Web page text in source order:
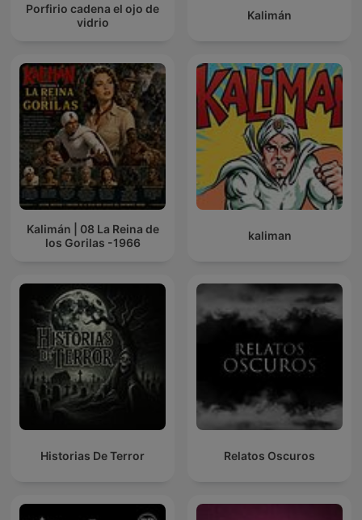
Porfirio cadena el ojo de
vidrio
Kalimán
Kalimán | 08 La Reina de
los Gorilas -1966
kaliman
Historias De Terror Relatos Oscuros